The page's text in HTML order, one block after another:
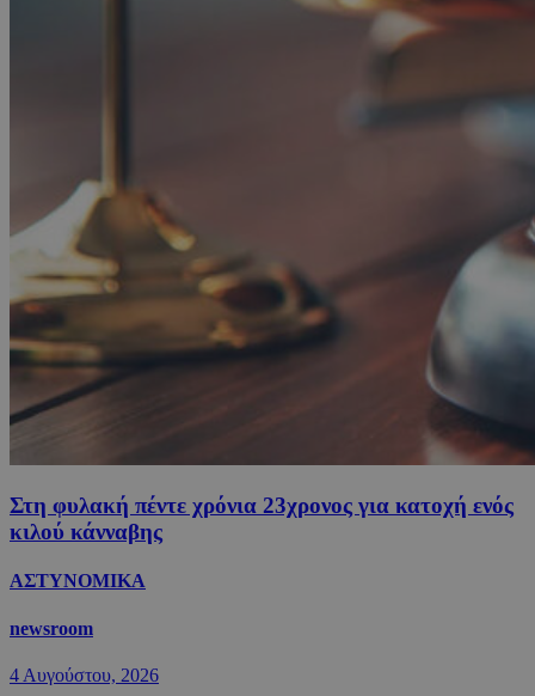
Στη φυλακή πέντε χρόνια 23χρονος για κατοχή ενός
κιλού κάνναβης
ΑΣΤΥΝΟΜΙΚΑ
newsroom
4 Αυγούστου, 2026